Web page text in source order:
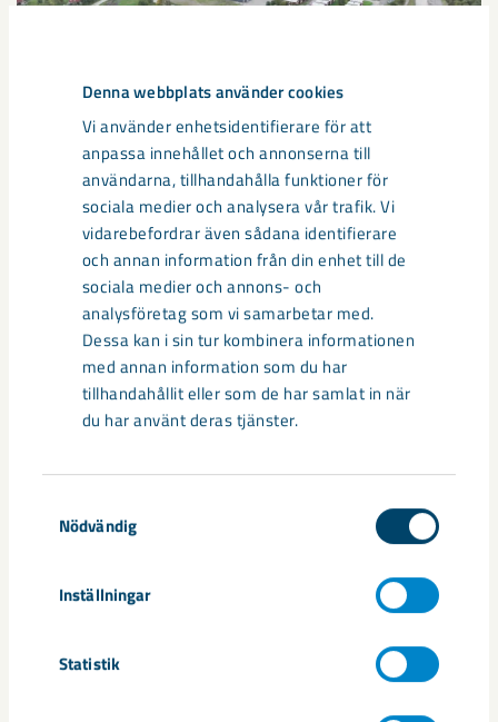
Denna webbplats använder cookies
Vi använder enhetsidentifierare för att
anpassa innehållet och annonserna till
användarna, tillhandahålla funktioner för
sociala medier och analysera vår trafik. Vi
vidarebefordrar även sådana identifierare
och annan information från din enhet till de
sociala medier och annons- och
analysföretag som vi samarbetar med.
Dessa kan i sin tur kombinera informationen
med annan information som du har
tillhandahållit eller som de har samlat in när
du har använt deras tjänster.
Nödvändig
Inställningar
Statistik
Sibirien-området i gamla Kiruna
centrum avvecklas under 2026
Under sommaren 2026 fortsätter avveckling av fastigheter i
gamla Kiruna centrum på grund av den pågående gruvdriften
– bland annat ...